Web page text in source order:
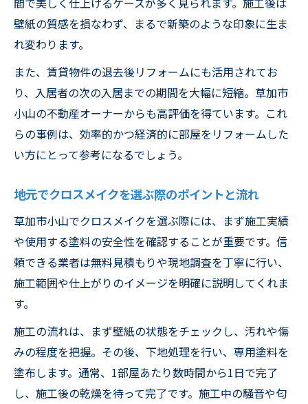
壁紙の質感を損なわず、まるで新築のような印象に生ま
れ変わります。
また、賃貸物件の退去後リフォームにも活用されてお
り、入居者の次の入居までの期間を大幅に短縮。草加市
小山の不動産オーナーからも高評価を得ています。これ
らの事例は、効率的かつ経済的に部屋をリフォームした
い方にとって参考になるでしょう。
地元でクロスメイクを選ぶ際のポイントと流れ
草加市小山でクロスメイクを選ぶ際には、まず施工実績
や使用する塗料の安全性を確認することが重要です。信
頼できる業者は無料見積もりや現地調査を丁寧に行い、
施工範囲や仕上がりのイメージを明確に説明してくれま
す。
施工の流れは、まず壁紙の状態をチェックし、汚れや傷
みの程度を把握。その後、下地処理を行い、専用塗料を
塗布します。通常、1部屋あたり数時間から1日で完了
し、施工後の乾燥を待って完了です。施工中の騒音や匂